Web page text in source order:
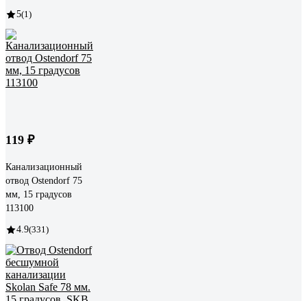
5(1)
119 ₽
Канализационный
отвод Ostendorf 75
мм, 15 градусов
113100
4.9(331)